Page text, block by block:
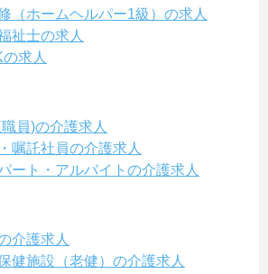
（ホームヘルパー1級）の求人
祉士の求人
求人
員)の介護求人
嘱託社員の介護求人
ート・アルバイトの介護求人
介護求人
健施設（老健）の介護求人